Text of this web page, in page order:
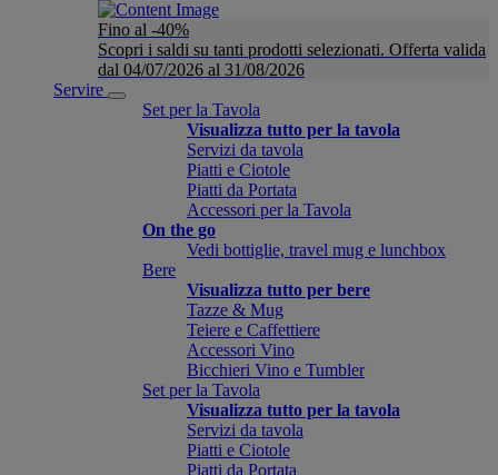
Fino al -40%
Scopri i saldi su tanti prodotti selezionati. Offerta valida
dal 04/07/2026 al 31/08/2026
Servire
Set per la Tavola
Visualizza tutto per la tavola
Servizi da tavola
Piatti e Ciotole
Piatti da Portata
Accessori per la Tavola
On the go
Vedi bottiglie, travel mug e lunchbox
Bere
Visualizza tutto per bere
Tazze & Mug
Teiere e Caffettiere
Accessori Vino
Bicchieri Vino e Tumbler
Set per la Tavola
Visualizza tutto per la tavola
Servizi da tavola
Piatti e Ciotole
Piatti da Portata